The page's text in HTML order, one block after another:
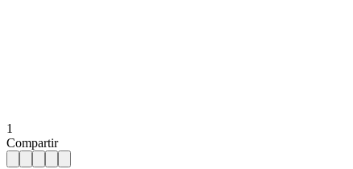
1
Compartir